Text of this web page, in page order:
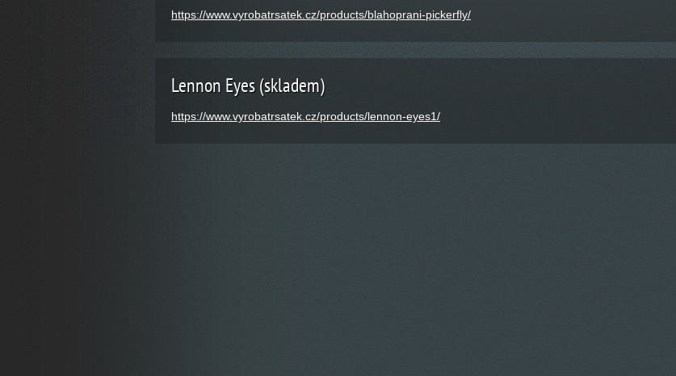
https://www.vyrobatrsatek.cz/products/blahoprani-pickerfly/
Lennon Eyes (skladem)
https://www.vyrobatrsatek.cz/products/lennon-eyes1/